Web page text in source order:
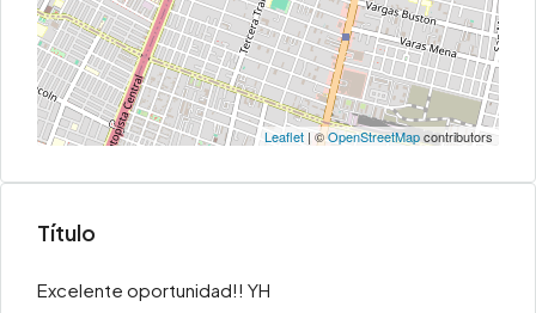
Leaflet | ©OpenStreetMapcontributors
Título
Excelente oportunidad!! YH